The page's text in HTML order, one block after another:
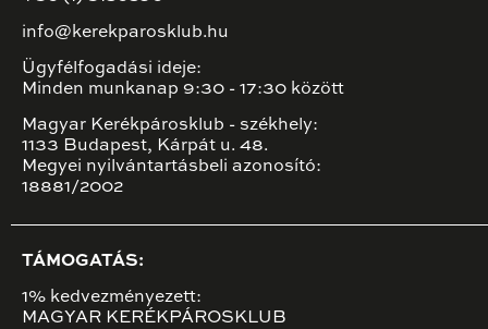
info@kerekparosklub.hu
Ügyfélfogadási ideje:
Minden munkanap 9:30 - 17:30 között
Magyar Kerékpárosklub - székhely:
1133 Budapest, Kárpát u. 48.
Megyei nyilvántartásbeli azonosító:
18881/2002
TÁMOGATÁS:
1% kedvezményezett:
MAGYAR KERÉKPÁROSKLUB